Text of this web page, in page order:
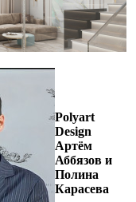
Polyart
Design
Артём
Аббязов и
Полина
Карасева